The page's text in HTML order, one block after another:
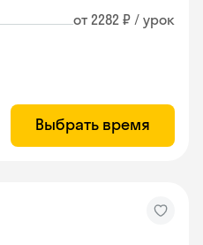
от 2282 ₽ / урок
Выбрать время